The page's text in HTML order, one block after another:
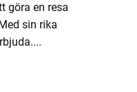
göra en resa
sin rika